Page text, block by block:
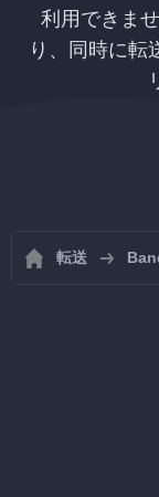
利用できま
り、同時に転
転送